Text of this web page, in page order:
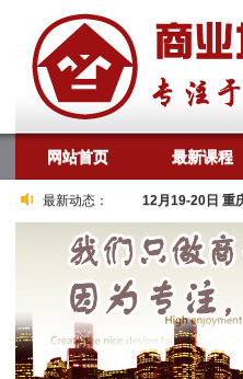
网站首页 最新课程
最新动态：
提升训练》 12月19-20日 重庆 《商